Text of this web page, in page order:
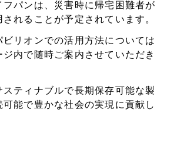
フパンは、災害時に帰宅困難者が
れることが予定されています。
リオンでの活用方法については
内で随時ご案内させていただき
スティナブルで長期保存可能な製
能で豊かな社会の実現に貢献し